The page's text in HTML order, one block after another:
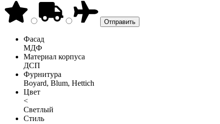
Фасад
МДФ
Материал корпуса
ДСП
Фурнитура
Boyard, Blum, Hettich
Цвет
<
Светлый
Стиль